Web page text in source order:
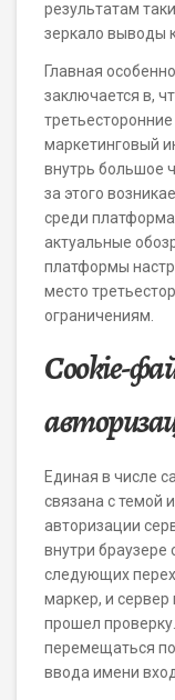
результатам
зеркало выводы
Главная
заключается в,
маркетинговый
внутрь большое
за этого
среди
актуальные
платформы
место
ограничениям.
Cookie-
Единая в числе
связана с темой
авторизации
внутри
следующих
маркер, и сервер
прошел
перемещаться
ввода имени